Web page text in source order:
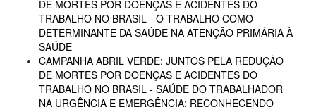
DE MORTES POR DOENÇAS E ACIDENTES DO
TRABALHO NO BRASIL - O TRABALHO COMO
DETERMINANTE DA SAÚDE NA ATENÇÃO PRIMÁRIA À
SAÚDE
CAMPANHA ABRIL VERDE: JUNTOS PELA REDUÇÃO
DE MORTES POR DOENÇAS E ACIDENTES DO
TRABALHO NO BRASIL - SAÚDE DO TRABALHADOR
NA URGÊNCIA E EMERGÊNCIA: RECONHECENDO